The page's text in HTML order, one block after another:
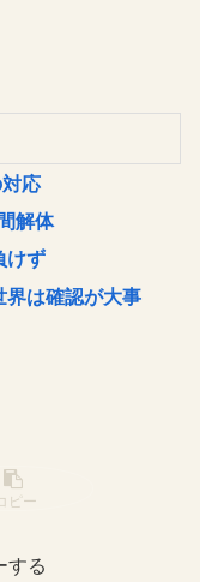
応
解体
けず
界は確認が大事
ピー
する